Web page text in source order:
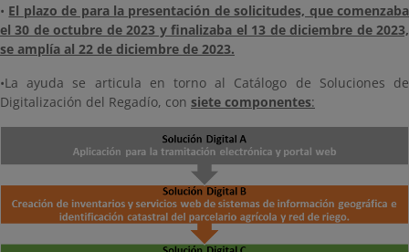
• El plazo de para la presentación de solicitudes, que comenzaba
el 30 de octubre de 2023 y finalizaba el 13 de diciembre de 2023,
se amplía al 22 de diciembre de 2023.
•La ayuda se articula en torno al Catálogo de Soluciones de
Digitalización del Regadío, con siete componentes: